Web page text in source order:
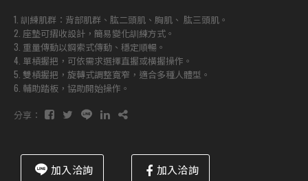
1. 訓練肌群：背部肌群、肱二頭肌、胸肌、 肱三頭肌。
2. 座墊可摺收設計，簡易變化訓練方式。
3. 重量傳動以鋼索式傳動、穩定順暢。
4. 單槓握把，可依需求選擇直握或橫握操作。
5. 雙槓握把，旋轉式調整寬窄，適合多種人體型。
6. 輔助踏板，協助開始操作。
分享：
加入洽詢 加入洽詢